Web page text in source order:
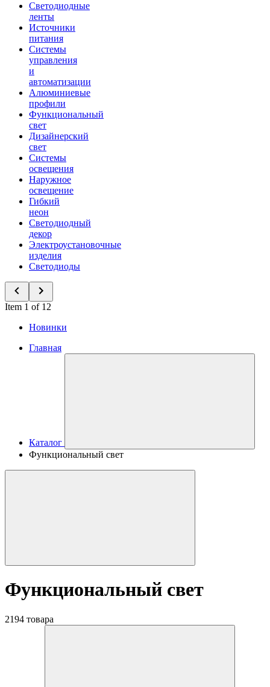
Светодиодные
ленты
Источники
питания
Системы
управления
и
автоматизации
Алюминиевые
профили
Функциональный
свет
Дизайнерский
свет
Системы
освещения
Наружное
освещение
Гибкий
неон
Светодиодный
декор
Электроустановочные
изделия
Светодиоды
Item 1 of 12
Новинки
Главная
Каталог
Функциональный свет
Функциональный свет
2194 товара